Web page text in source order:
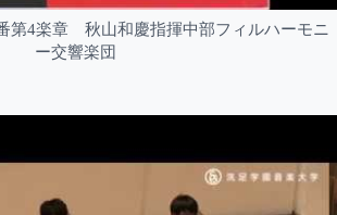
第4楽章 秋山和慶指揮中部フィルハーモニ
ー交響楽団